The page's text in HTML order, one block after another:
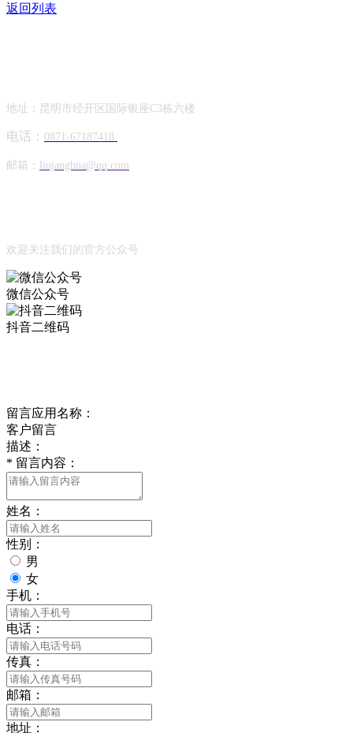
返回列表
地址：昆明市经开区国际银座C3栋六楼
电话： 0871-67187418
邮箱： liujanghua@qq.com
欢迎关注我们的官方公众号
微信公众号
抖音二维码
留言应用名称：
客户留言
描述：
* 留言内容：
姓名：
性别：
男
女
手机：
电话：
传真：
邮箱：
地址：